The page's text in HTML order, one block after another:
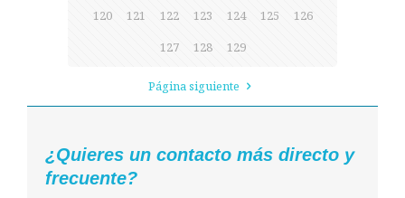
120
121 122 123 124 125
126
127
128 129
Página siguiente
¿Quieres un contacto más directo y
frecuente?